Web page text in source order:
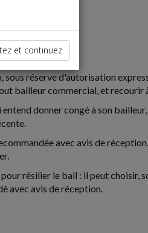
réserve d'autorisation
bailleur commercial, et recourir
donner congé à son
avec avis de
résilier le bail : il peut choisir,
avec avis de réception.
et continuez